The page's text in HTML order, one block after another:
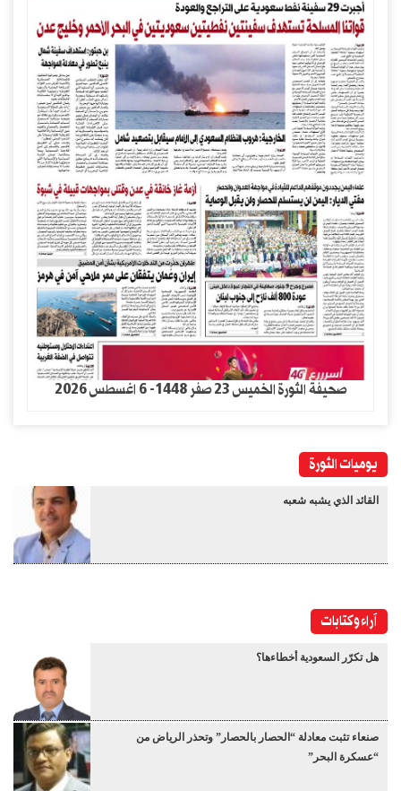
صحيفة الثورة الخميس 23 صفر 1448- 6 اغسطس 2026
يوميات الثورة
القائد الذي يشبه شعبه
آراء وكتابات
هل تكرّر السعودية أخطاءها؟
صنعاء تثبت معادلة “الحصار بالحصار” وتحذر الرياض من
“عسكرة البحر”